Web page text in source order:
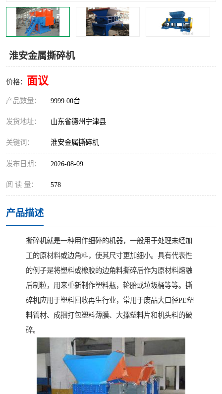
淮安金属撕碎机
价格： 面议
产品数量： 9999.00台
发货地址： 山东省德州宁津县
关键词： 淮安金属撕碎机
发布日期： 2026-08-09
阅 读 量： 578
产品描述
撕碎机就是一种用作细碎的机器，一般用于处理未经加
工的原材料或边角料，使其尺寸更加细小。具有代表性
的例子是将塑料或橡胶的边角料撕碎后作为原材料熔融
后制粒，用来重新制作塑料瓶，轮胎或垃圾桶等等。撕
碎机应用于塑料回收再生行业，常用于废品大口径PE塑
料管材、成捆打包塑料薄膜、大摞塑料片和机头料的破
碎。
塑料撕碎机 金属撕碎机